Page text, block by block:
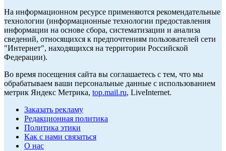
На информационном ресурсе применяются рекомендательные
технологии (информационные технологии предоставления
информации на основе сбора, систематизации и анализа
сведений, относящихся к предпочтениям пользователей сети
"Интернет", находящихся на территории Российской
Федерации).
Во время посещения сайта вы соглашаетесь с тем, что мы
обрабатываем ваши персональные данные с использованием
метрик Яндекс Метрика, top.mail.ru, LiveInternet.
Заказать рекламу
Редакционная политика
Политика этики
Как с нами связаться
О нас